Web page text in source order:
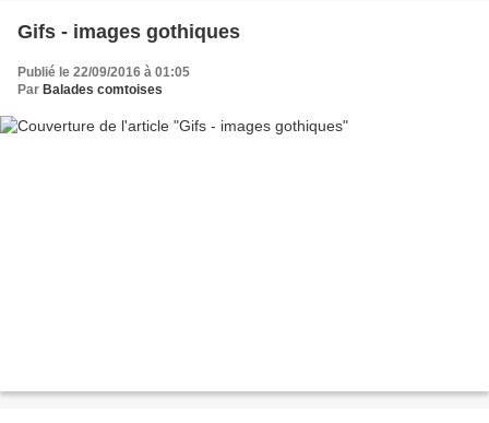
Gifs - images gothiques
Publié le 22/09/2016 à 01:05
Par Balades comtoises